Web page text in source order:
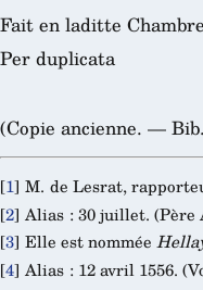
Fait en laditte
Per duplicata
(Copie ancienne. —
[1] M. de Lesrat,
[2] Alias : 30 juillet. (Père
[3] Elle est nommée
[4] Alias : 12 avril 1556.